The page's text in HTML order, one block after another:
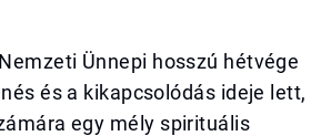
Ünnepi hosszú hétvége
és a kikapcsolódás ideje lett,
egy mély spirituális